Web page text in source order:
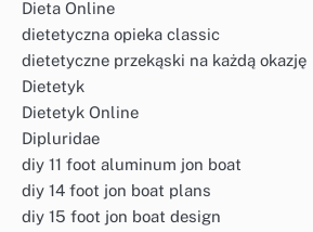
Dieta Online
dietetyczna opieka classic
dietetyczne przekąski na każdą okazję
Dietetyk
Dietetyk Online
Dipluridae
diy 11 foot aluminum jon boat
diy 14 foot jon boat plans
diy 15 foot jon boat design